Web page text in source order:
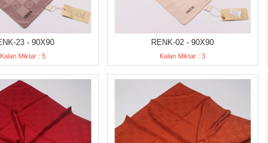
23 - 90X90
Kalan Miktar : 5
RENK-02 - 90X90
Kalan Miktar : 3